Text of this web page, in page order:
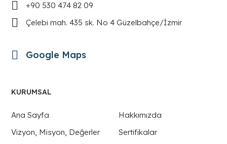
+90 530 474 82 09
Çelebi mah. 435 sk. No 4 Güzelbahçe/İzmir
Google Maps
KURUMSAL
Ana Sayfa
Hakkımızda
Vizyon, Misyon, Değerler
Sertifikalar